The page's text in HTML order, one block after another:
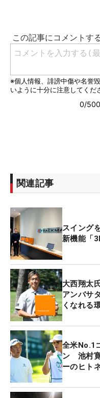
関連記事
スイング
新機能「
大西翔太
アンバサ
くなれる
全米No.1
ン 池村寛
ーのヒト